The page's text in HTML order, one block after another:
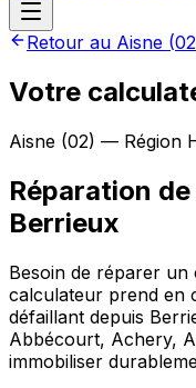
Retour au Aisne (02
Votre
Aisne (02) — Région
Réparation
Berrieux
Besoin de réparer
calculateur prend en
défaillant depuis
Abbécourt, Achery,
immobiliser